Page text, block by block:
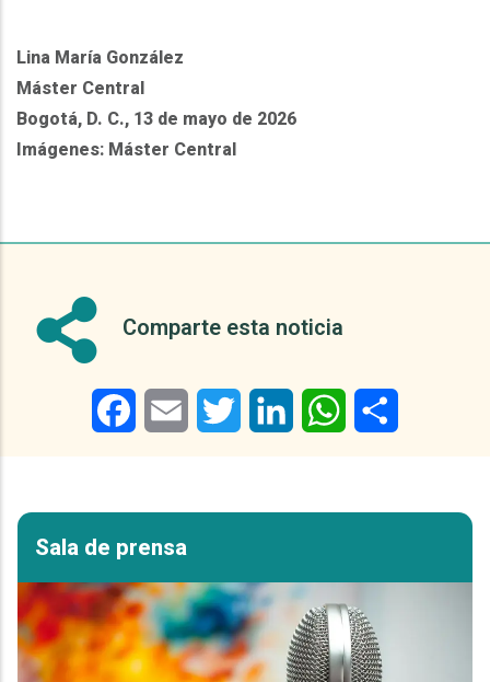
Lina María González
Máster Central
Bogotá, D. C., 13 de mayo de 2026
Imágenes: Máster Central
Comparte esta noticia
FacebookEmail Twitter LinkedIn WhatsApp
Sala de prensa